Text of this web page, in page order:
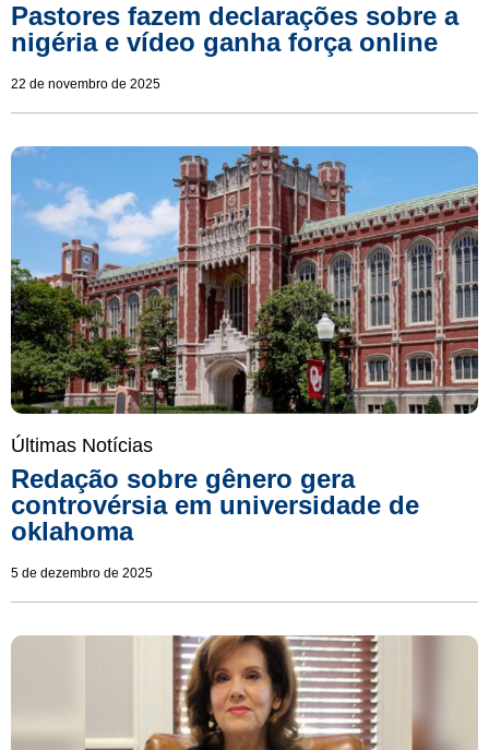
Pastores fazem declarações sobre a
nigéria e vídeo ganha força online
22 de novembro de 2025
Últimas Notícias
Redação sobre gênero gera
controvérsia em universidade de
oklahoma
5 de dezembro de 2025